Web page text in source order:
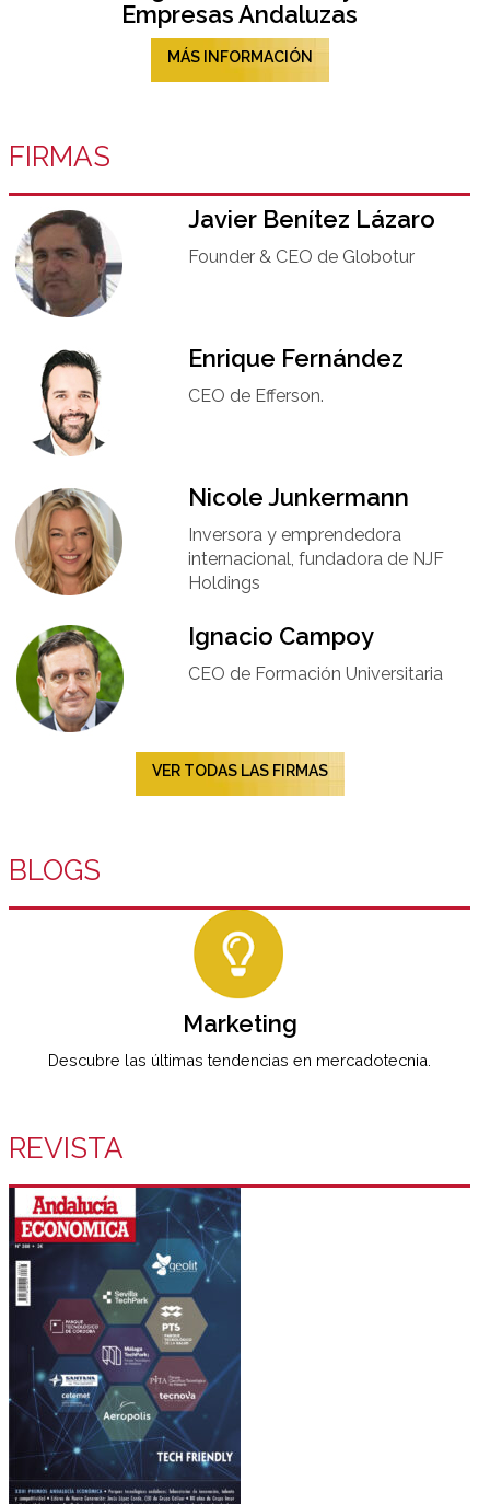
Empresas Andaluzas
MÁS INFORMACIÓN
FIRMAS
Javier Benítez Lázaro
Founder & CEO de Globotur​
Enrique Fernández
CEO de Efferson.
Nicole Junkermann​
Inversora y emprendedora
internacional, fundadora de NJF
Holdings
Ignacio Campoy​
CEO de Formación Universitaria​
VER TODAS LAS FIRMAS
BLOGS
Marketing
Descubre las últimas tendencias en mercadotecnia.
REVISTA